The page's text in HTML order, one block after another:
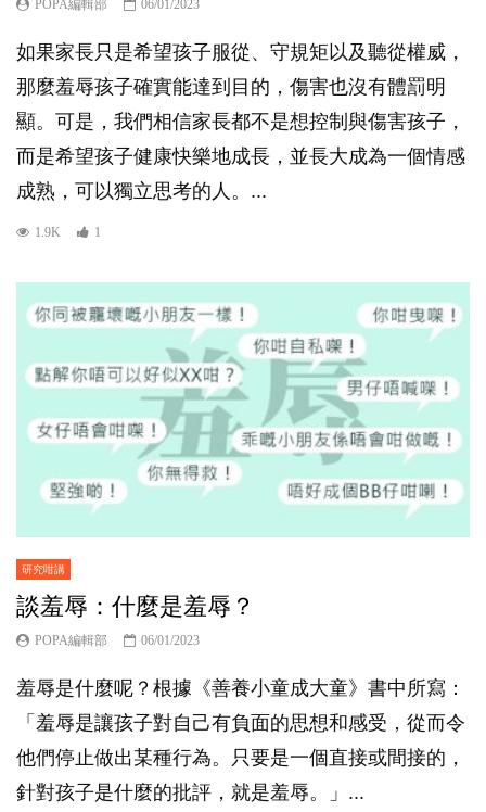
POPA編輯部 06/01/2023
如果家長只是希望孩子服從、守規矩以及聽從權威，
那麼羞辱孩子確實能達到目的，傷害也沒有體罰明
顯。可是，我們相信家長都不是想控制與傷害孩子，
而是希望孩子健康快樂地成長，並長大成為一個情感
成熟，可以獨立思考的人。...
1.9K 1
研究咁講
談羞辱：什麼是羞辱？
POPA編輯部 06/01/2023
羞辱是什麼呢？根據《善養小童成大童》書中所寫：
「羞辱是讓孩子對自己有負面的思想和感受，從而令
他們停止做出某種行為。只要是一個直接或間接的，
針對孩子是什麼的批評，就是羞辱。」...